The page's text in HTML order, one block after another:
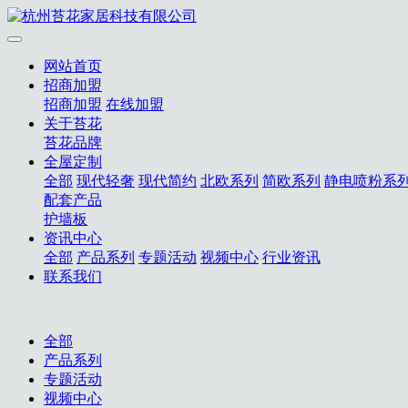
网站首页
招商加盟
招商加盟 在线加盟
关于苔花
苔花品牌
全屋定制
全部 现代轻奢 现代简约 北欧系列 简欧系列 静电喷粉系
配套产品
护墙板
资讯中心
全部 产品系列 专题活动 视频中心 行业资讯
联系我们
全部
产品系列
专题活动
视频中心